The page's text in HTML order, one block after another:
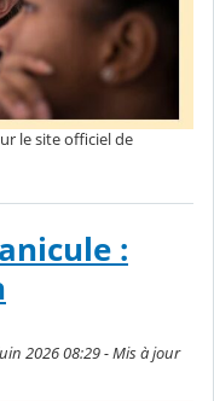
le site officiel de
:
2026 08:29 - Mis à jour